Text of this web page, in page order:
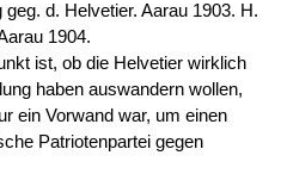
d. Helvetier. Aarau 1903. H.
1904.
ist, ob die Helvetier wirklich
haben auswandern wollen,
ein Vorwand war, um einen
Patriotenpartei gegen